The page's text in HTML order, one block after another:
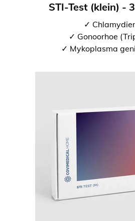
STI-Test (klein) -
✓
✓ Gonoorhoe
✓ Mykoplasma